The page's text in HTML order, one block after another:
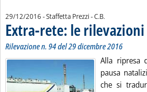
29/12/2016 - Staffetta Prezzi -di:
C.B.
Extra-rete: le
Rilevazione n. 94 del 29 dicembre 2016
Alla ripresa
pausa
che si